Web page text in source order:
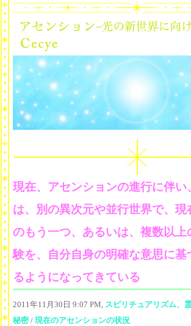
現在、アセンションの進行に伴い
は、別の異次元や並行世界で、現
のもう一つ、あるいは、複数以上
験を、自分自身の明確な意思に基
るようになってきている
2011年11月30日 9:07 PM, スピリチュアリズム、
秘密/ 現在のアセンションの状況